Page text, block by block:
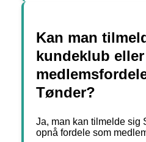
Kan man
kundeklub
Tønder?
Ja, man kan tilmelde sig
opnå fordele som